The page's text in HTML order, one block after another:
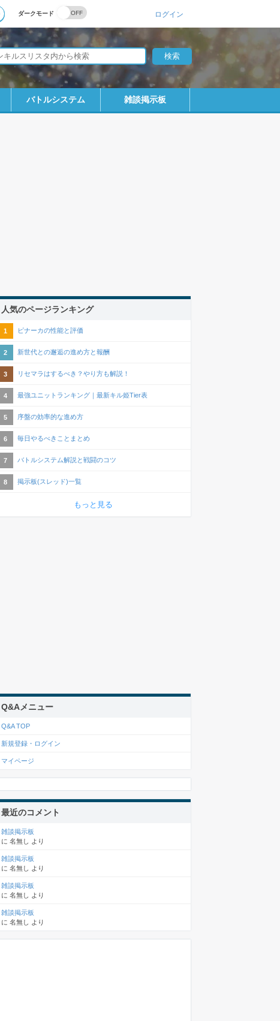
ダークモード ログイン
バトルシステム 雑談掲示板
人気のページランキング
ピナーカの性能と評価
新世代との邂逅の進め方と報酬
リセマラはするべき？やり方も解説！
最強ユニットランキング｜最新キル姫Tier表
序盤の効率的な進め方
毎日やるべきことまとめ
バトルシステム解説と戦闘のコツ
掲示板(スレッド)一覧
もっと見る
Q&Aメニュー
Q&A TOP
新規登録・ログイン
マイページ
最近のコメント
雑談掲示板
に 名無し より
雑談掲示板
に 名無し より
雑談掲示板
に 名無し より
雑談掲示板
に 名無し より